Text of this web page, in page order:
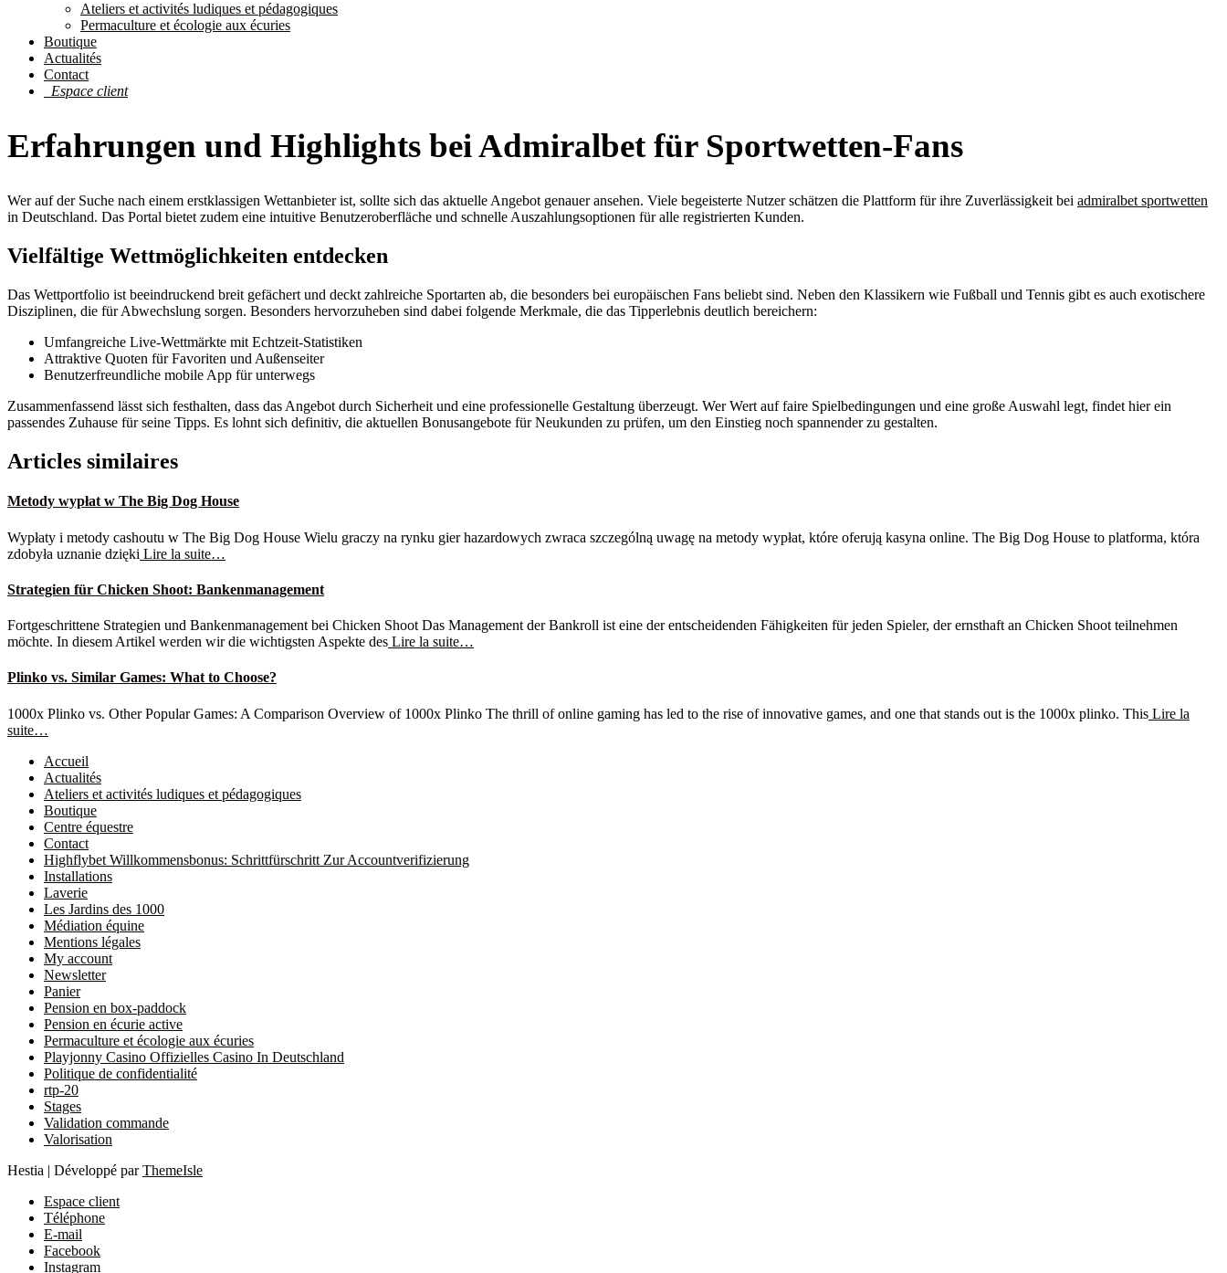
Ateliers et activités ludiques et pédagogiques
Permaculture et écologie aux écuries
Boutique
Actualités
Contact
Espace client
Erfahrungen und Highlights bei Admiralbet für Sportwetten-Fans
Wer auf der Suche nach einem erstklassigen Wettanbieter ist, sollte sich das aktuelle Angebot genauer ansehen. Viele begeisterte Nutzer schätzen die Plattform für ihre Zuverlässigkeit bei admiralbet sportwetten
in Deutschland. Das Portal bietet zudem eine intuitive Benutzeroberfläche und schnelle Auszahlungsoptionen für alle registrierten Kunden.
Vielfältige Wettmöglichkeiten entdecken
Das Wettportfolio ist beeindruckend breit gefächert und deckt zahlreiche Sportarten ab, die besonders bei europäischen Fans beliebt sind. Neben den Klassikern wie Fußball und Tennis gibt es auch exotischere
Disziplinen, die für Abwechslung sorgen. Besonders hervorzuheben sind dabei folgende Merkmale, die das Tipperlebnis deutlich bereichern:
Umfangreiche Live-Wettmärkte mit Echtzeit-Statistiken
Attraktive Quoten für Favoriten und Außenseiter
Benutzerfreundliche mobile App für unterwegs
Zusammenfassend lässt sich festhalten, dass das Angebot durch Sicherheit und eine professionelle Gestaltung überzeugt. Wer Wert auf faire Spielbedingungen und eine große Auswahl legt, findet hier ein
passendes Zuhause für seine Tipps. Es lohnt sich definitiv, die aktuellen Bonusangebote für Neukunden zu prüfen, um den Einstieg noch spannender zu gestalten.
Articles similaires
Metody wypłat w The Big Dog House
Wypłaty i metody cashoutu w The Big Dog House Wielu graczy na rynku gier hazardowych zwraca szczególną uwagę na metody wypłat, które oferują kasyna online. The Big Dog House to platforma, która
zdobyła uznanie dzięki Lire la suite…
Strategien für Chicken Shoot: Bankenmanagement
Fortgeschrittene Strategien und Bankenmanagement bei Chicken Shoot Das Management der Bankroll ist eine der entscheidenden Fähigkeiten für jeden Spieler, der ernsthaft an Chicken Shoot teilnehmen
möchte. In diesem Artikel werden wir die wichtigsten Aspekte des Lire la suite…
Plinko vs. Similar Games: What to Choose?
1000x Plinko vs. Other Popular Games: A Comparison Overview of 1000x Plinko The thrill of online gaming has led to the rise of innovative games, and one that stands out is the 1000x plinko. This Lire la
suite…
Accueil
Actualités
Ateliers et activités ludiques et pédagogiques
Boutique
Centre équestre
Contact
Highflybet Willkommensbonus: Schrittfürschritt Zur Accountverifizierung
Installations
Laverie
Les Jardins des 1000
Médiation équine
Mentions légales
My account
Newsletter
Panier
Pension en box-paddock
Pension en écurie active
Permaculture et écologie aux écuries
Playjonny Casino Offizielles Casino In Deutschland
Politique de confidentialité
rtp-20
Stages
Validation commande
Valorisation
Hestia | Développé parThemeIsle
Espace client
Téléphone
E-mail
Facebook
Instagram